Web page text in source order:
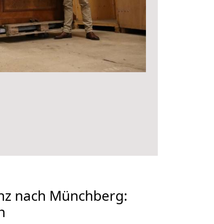
nach Münchberg: